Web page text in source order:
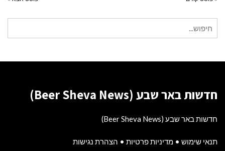
עבור:
חדשות באר שבע (Beer Sheva News)
חדשות באר שבע (Beer Sheva News)
תנאי שימוש • מדיניות פרטיות • הצהרת נגישות